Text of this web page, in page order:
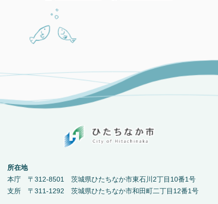
所在地
本庁 〒312-8501 茨城県ひたちなか市東石川2丁目10番1号
支所 〒311-1292 茨城県ひたちなか市和田町二丁目12番1号